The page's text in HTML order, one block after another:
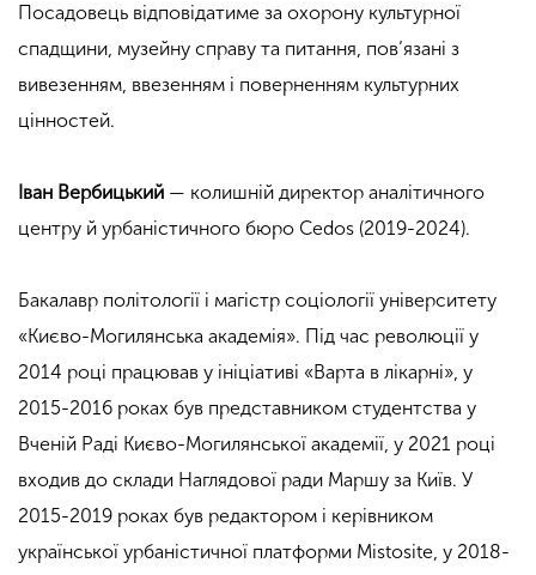
Посадовець відповідатиме за охорону культурної
спадщини, музейну справу та питання, пов’язані з
вивезенням, ввезенням і поверненням культурних
цінностей.
Іван Вербицький — колишній директор аналітичного
центру й урбаністичного бюро Cedos (2019-2024).
Бакалавр політології і магістр соціології університету
«Києво-Могилянська академія». Під час революції у
2014 році працював у ініціативі «Варта в лікарні», у
2015-2016 роках був представником студентства у
Вченій Раді Києво-Могилянської академії, у 2021 році
входив до склади Наглядової ради Маршу за Київ. У
2015-2019 роках був редактором і керівником
української урбаністичної платформи Mistosite, у 2018-